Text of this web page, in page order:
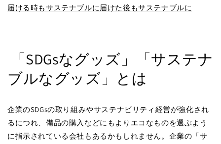
届ける時もサステナブルに届けた後もサステナブルに
「SDGsなグッズ」「サステナ
ブルなグッズ」とは
企業のSDGsの取り組みやサステナビリティ経営が強化され
るにつれ、備品の購入などにもよりエコなものを選ぶよう
に指示されている会社もあるかもしれません。企業の「サ